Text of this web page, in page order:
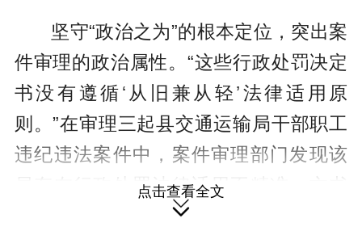
坚守“政治之为”的根本定位，突出案
件审理的政治属性。“这些行政处罚决定
书没有遵循‘从旧兼从轻’法律适用原
则。”在审理三起县交通运输局干部职工
违纪违法案件中，案件审理部门发现该
局存在行政处罚法律适用不精准、文书
制作不规范等问题，随即深挖党员干部
点击查看全文
